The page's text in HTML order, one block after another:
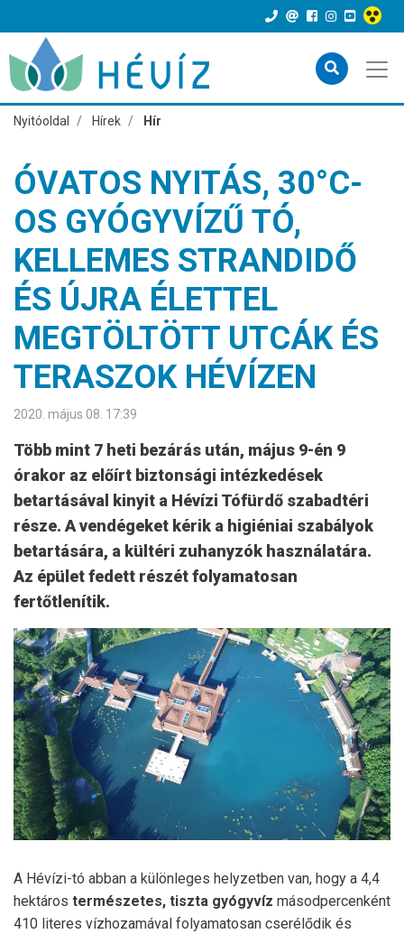
Nyitóoldal Hírek Hír
ÓVATOS NYITÁS, 30°C-
OS GYÓGYVÍZŰ TÓ,
KELLEMES STRANDIDŐ
ÉS ÚJRA ÉLETTEL
MEGTÖLTÖTT UTCÁK ÉS
TERASZOK HÉVÍZEN
2020. május 08. 17:39
Több mint 7 heti bezárás után, május 9-én 9
órakor az előírt biztonsági intézkedések
betartásával kinyit a Hévízi Tófürdő szabadtéri
része. A vendégeket kérik a higiéniai szabályok
betartására, a kültéri zuhanyzók használatára.
Az épület fedett részét folyamatosan
fertőtlenítik.
A Hévízi-tó abban a különleges helyzetben van, hogy a 4,4
hektáros természetes, tiszta gyógyvíz másodpercenként
410 literes vízhozamával folyamatosan cserélődik és